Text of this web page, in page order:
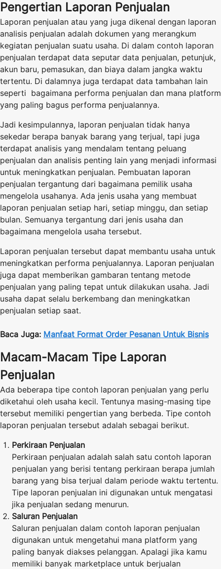
Pengertian Laporan Penjualan
Laporan penjualan atau yang juga dikenal dengan laporan
analisis penjualan adalah dokumen yang merangkum
kegiatan penjualan suatu usaha. Di dalam contoh laporan
penjualan terdapat data seputar data penjualan, petunjuk,
akun baru, pemasukan, dan biaya dalam jangka waktu
tertentu. Di dalamnya juga terdapat data tambahan lain
seperti bagaimana performa penjualan dan mana platform
yang paling bagus performa penjualannya.
Jadi kesimpulannya, laporan penjualan tidak hanya
sekedar berapa banyak barang yang terjual, tapi juga
terdapat analisis yang mendalam tentang peluang
penjualan dan analisis penting lain yang menjadi informasi
untuk meningkatkan penjualan. Pembuatan laporan
penjualan tergantung dari bagaimana pemilik usaha
mengelola usahanya. Ada jenis usaha yang membuat
laporan penjualan setiap hari, setiap minggu, dan setiap
bulan. Semuanya tergantung dari jenis usaha dan
bagaimana mengelola usaha tersebut.
Laporan penjualan tersebut dapat membantu usaha untuk
meningkatkan performa penjualannya. Laporan penjualan
juga dapat memberikan gambaran tentang metode
penjualan yang paling tepat untuk dilakukan usaha. Jadi
usaha dapat selalu berkembang dan meningkatkan
penjualan setiap saat.
Baca Juga: Manfaat Format Order Pesanan Untuk Bisnis
Macam-Macam Tipe Laporan
Penjualan
Ada beberapa tipe contoh laporan penjualan yang perlu
diketahui oleh usaha kecil. Tentunya masing-masing tipe
tersebut memiliki pengertian yang berbeda. Tipe contoh
laporan penjualan tersebut adalah sebagai berikut.
Perkiraan Penjualan
Perkiraan penjualan adalah salah satu contoh laporan
penjualan yang berisi tentang perkiraan berapa jumlah
barang yang bisa terjual dalam periode waktu tertentu.
Tipe laporan penjualan ini digunakan untuk mengatasi
jika penjualan sedang menurun.
Saluran Penjualan
Saluran penjualan dalam contoh laporan penjualan
digunakan untuk mengetahui mana platform yang
paling banyak diakses pelanggan. Apalagi jika kamu
memiliki banyak marketplace untuk berjualan